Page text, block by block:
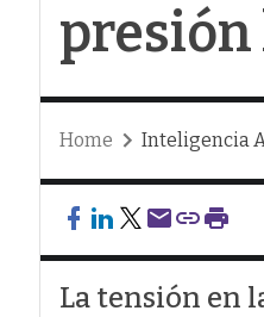
presión
Home Inteligencia
La tensión en